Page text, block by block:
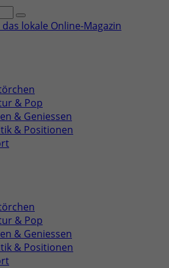
& Pop
& Geniessen
& Positionen
& Pop
& Geniessen
& Positionen